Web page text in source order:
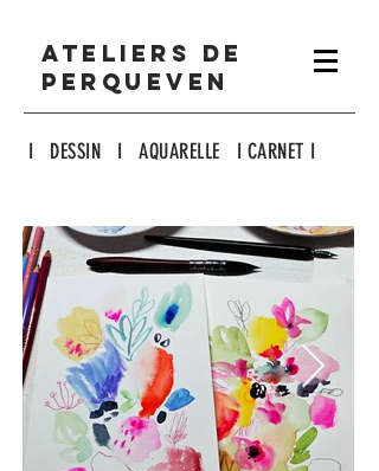
ATELIERS DE
PERQUEVEN
I DESSIN I AQUARELLE I CARNET I